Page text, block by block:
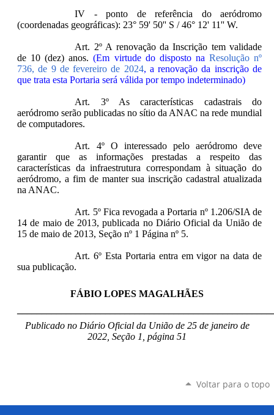
IV - ponto de referência do aeródromo
(coordenadas geográficas): 23° 59' 50'' S / 46° 12' 11'' W.
Art. 2º A renovação da Inscrição tem validade
de 10 (dez) anos.(Em virtude do disposto na Resolução nº
736, de 9 de fevereiro de 2024, a renovação da inscrição de
que trata esta Portaria será válida por tempo indeterminado)
Art. 3º As características cadastrais do
aeródromo serão publicadas no sítio da ANAC na rede mundial
de computadores.
Art. 4º O interessado pelo aeródromo deve
garantir que as informações prestadas a respeito das
características da infraestrutura correspondam à situação do
aeródromo, a fim de manter sua inscrição cadastral atualizada
na ANAC.
Art. 5º Fica revogada a Portaria nº 1.206/SIA de
14 de maio de 2013, publicada no Diário Oficial da União de
15 de maio de 2013, Seção nº 1 Página nº 5.
Art. 6º Esta Portaria entra em vigor na data de
sua publicação.
FÁBIO LOPES MAGALHÃES
Publicado no Diário Oficial da União de 25 de janeiro de
2022, Seção 1, página 51
Voltar para o topo